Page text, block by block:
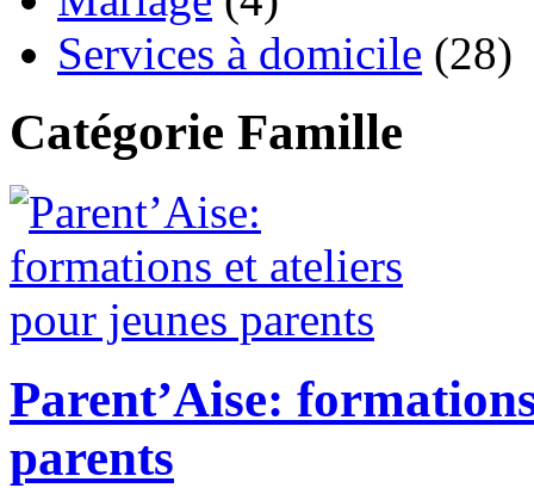
Services à domicile (28)
Catégorie Famille
Parent’Aise:
parents